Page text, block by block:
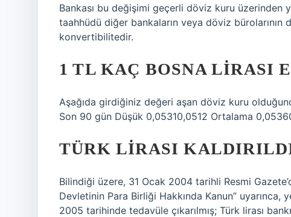
Bankası bu değişimi geçerli döviz kuru üzerinden
taahhüdü diğer bankaların veya döviz bürolarının
konvertibilitedir.
1 TL KAÇ BOSNA LIRASI
Aşağıda girdiğiniz değeri aşan döviz kuru
Son 90 gün Düşük 0,05310,0512 Ortalama
TÜRK LIRASI
Bilindiği üzere, 31 Ocak 2004 tarihli Resmi
Devletinin Para Birliği Hakkında Kanun”
2005 tarihinde tedavüle çıkarılmış; Türk lirası